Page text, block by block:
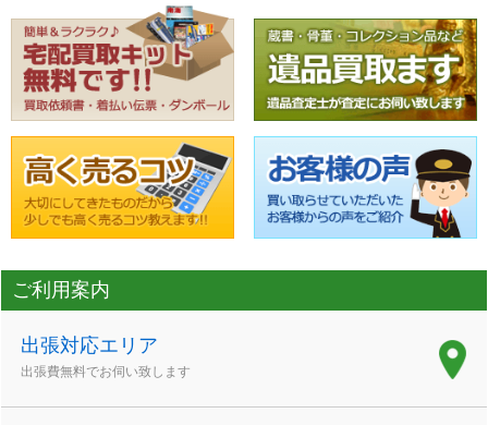
ご利用案内
出張対応エリア
出張費無料でお伺い致します